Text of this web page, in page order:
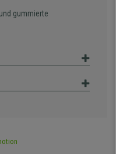
gummierte